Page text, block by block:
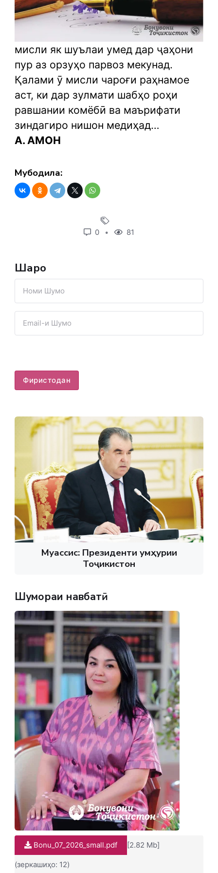
мисли як шуълаи умед дар ҷаҳони
пур аз орзуҳо парвоз мекунад.
Қалами ӯ мисли чароғи раҳнамое
аст, ки дар зулмати шабҳо роҳи
равшании комёбӣ ва маърифати
зиндагиро нишон медиҳад…
А. АМОН
Мубодила:
0 81
Шарҳҳо
Фиристодан
Муассис: Президенти Ҷумҳурии
Тоҷикистон
Шумораи навбатӣ
Bonu_07_2026_small.pdf [2.82 Mb]
(зеркашиҳо: 12)